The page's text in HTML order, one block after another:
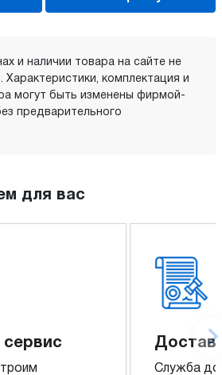
и наличии товара на сайте не
комплектация и
могут быть изменены фирмой-
предварительного
для вас
сервис
Служба